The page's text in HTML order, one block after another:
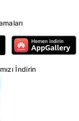
İndirin